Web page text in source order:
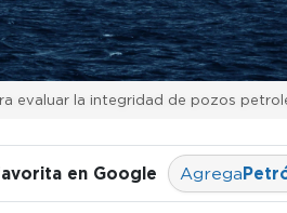
evaluar la integridad de pozos
en Google Agrega